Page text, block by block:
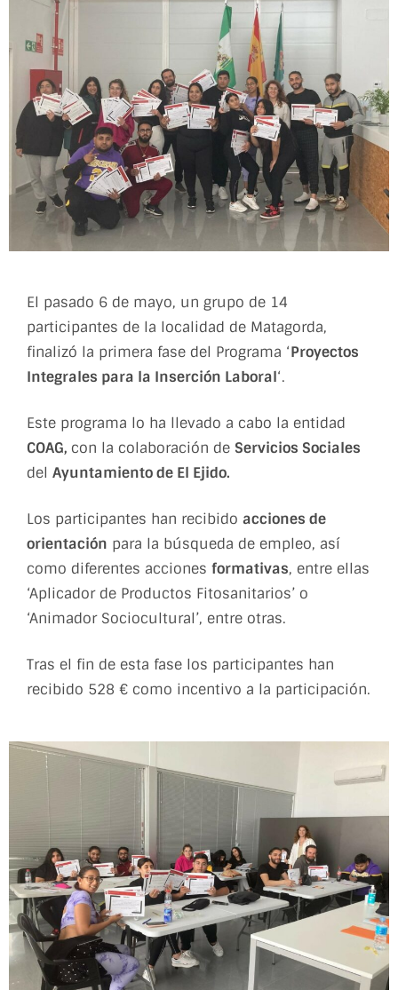
El pasado 6 de mayo, un grupo de 14
participantes de la localidad de Matagorda,
finalizó la primera fase del Programa ‘Proyectos
Integrales para la Inserción Laboral‘.
Este programa lo ha llevado a cabo la entidad
COAG, con la colaboración de Servicios Sociales
del Ayuntamiento de El Ejido.
Los participantes han recibido acciones de
orientación para la búsqueda de empleo, así
como diferentes acciones formativas, entre ellas
‘Aplicador de Productos Fitosanitarios’ o
‘Animador Sociocultural’, entre otras.
Tras el fin de esta fase los participantes han
recibido 528 € como incentivo a la participación.